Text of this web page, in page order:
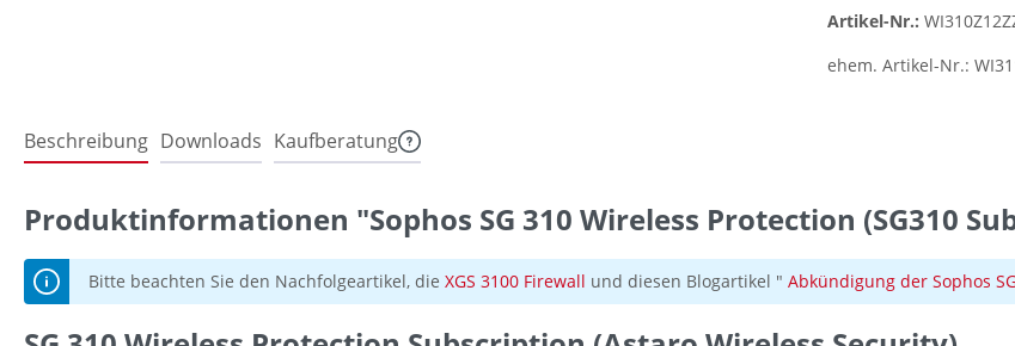
Artikel-Nr.:
ehem. Artikel-Nr.:
Beschreibung Downloads Kaufberatung
Produktinformationen "Sophos SG 310 Wireless Protection (SG310
Bitte beachten Sie den Nachfolgeartikel, die XGS 3100 Firewall und diesen Blogartikel " Abkündigung der Sophos